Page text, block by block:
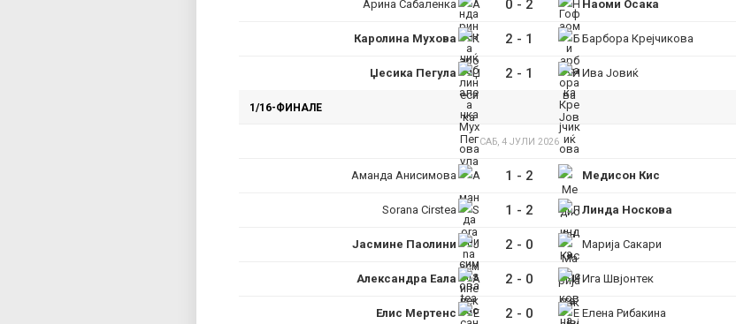
Арина Сабаленка 0 - 2 Наоми Осака
Каролина Мухова 2 - 1 Барбора Крејчикова
Џесика Пегула 2 - 1 Ива Јовиќ
1/16-ФИНАЛЕ
САБ, 4 ЈУЛИ 2026
Аманда Анисимова 1 - 2 Медисон Кис
Sorana Cirstea 1 - 2 Линда Носкова
Јасмине Паолини 2 - 0 Марија Сакари
Александра Еала 2 - 0 Ига Швјонтек
Елис Мертенс 2 - 0 Елена Рибакина